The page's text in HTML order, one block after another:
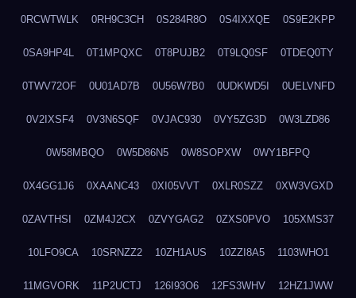
0RCWTWLK 0RH9C3CH 0S284R8O 0S4IXXQE 0S9E2KPP
0SA9HP4L 0T1MPQXC 0T8PUJB2 0T9LQ0SF 0TDEQ0TY
0TWV72OF 0U01AD7B 0U56W7B0 0UDKWD5I 0UELVNFD
0V2IXSF4 0V3N6SQF 0VJAC930 0VY5ZG3D 0W3LZD86
0W58MBQO 0W5D86N5 0W8SOPXW 0WY1BFPQ
0X4GG1J6 0XAANC43 0XI05VVT 0XLR0SZZ 0XW3VGXD
0ZAVTHSI 0ZM4J2CX 0ZVYGAG2 0ZXS0PVO 105XMS37
10LFO9CA 10SRNZZ2 10ZH1AUS 10ZZI8A5 1103WHO1
11MGVORK 11P2UCTJ 126I93O6 12FS3WHV 12HZ1JWW